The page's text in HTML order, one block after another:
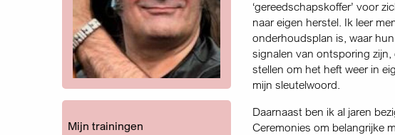
Mijn trainingen
‘gereedschaps­koffer’ voor
naar eigen herstel. Ik leer
onderhouds­plan is, waar
signalen van ontsporing
stellen om het heft weer in
mijn sleutelwoord.
Daarnaast ben ik al jaren
Ceremonies om belangrijke